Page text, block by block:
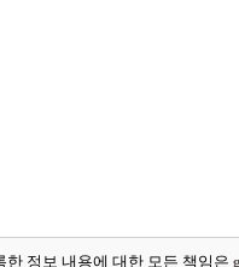
한 정보 내용에 대한 모든 책임은